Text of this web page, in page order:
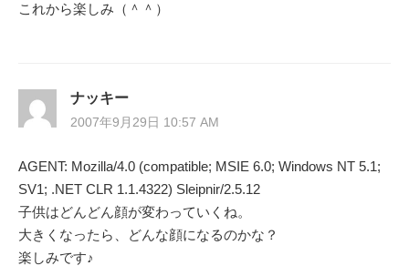
これから楽しみ（＾＾）
ナッキー
2007年9月29日 10:57 AM
AGENT: Mozilla/4.0 (compatible; MSIE 6.0; Windows NT 5.1;
SV1; .NET CLR 1.1.4322) Sleipnir/2.5.12
子供はどんどん顔が変わっていくね。
大きくなったら、どんな顔になるのかな？
楽しみです♪